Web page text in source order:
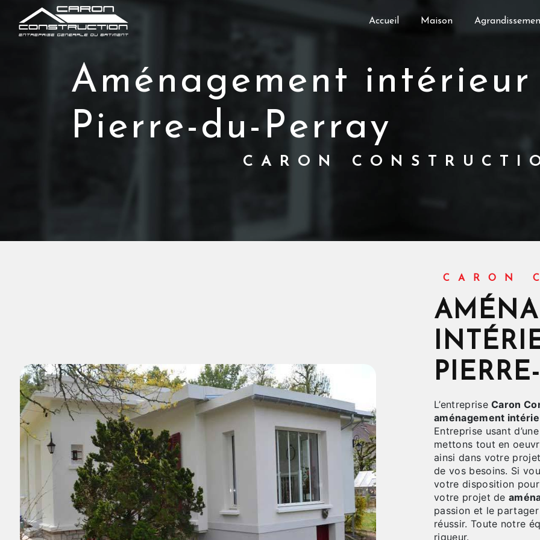
Accueil Maison
aménagement intérieur Saint-
Pierre-du-Perray
CARON
CARON
AMÉNAGEMENT
L’entrepriseCaron
aménagement
Entreprise usant
mettons tout en
ainsi dans votre
de vos besoins. Si
votre disposition
votre projet de
passion et le
réussir. Toute notre
rigueur.